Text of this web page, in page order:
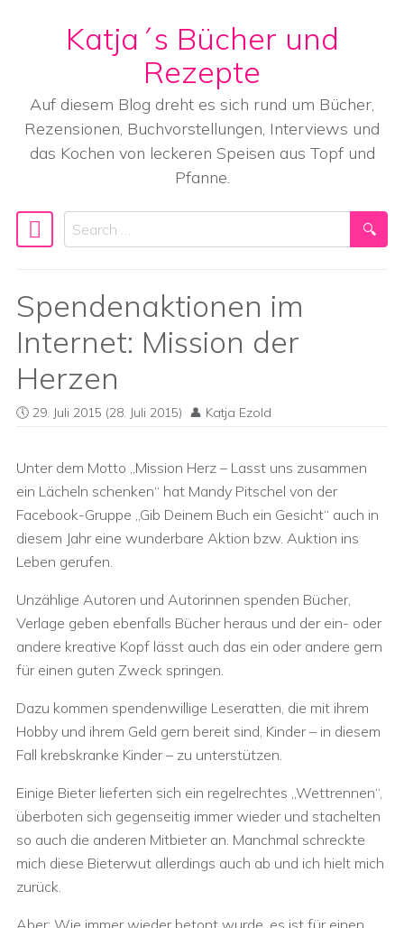
Skip to content
Katja´s Bücher und
Rezepte
Auf diesem Blog dreht es sich rund um Bücher,
Rezensionen, Buchvorstellungen, Interviews und
das Kochen von leckeren Speisen aus Topf und
Pfanne.
Main Navigation
Search
Spendenaktionen im
Internet: Mission der
Herzen
29. Juli 2015 (28. Juli 2015) Katja Ezold
Unter dem Motto „Mission Herz – Lasst uns zusammen
ein Lächeln schenken“ hat Mandy Pitschel von der
Facebook-Gruppe „Gib Deinem Buch ein Gesicht“ auch in
diesem Jahr eine wunderbare Aktion bzw. Auktion ins
Leben gerufen.
Unzählige Autoren und Autorinnen spenden Bücher,
Verlage geben ebenfalls Bücher heraus und der ein- oder
andere kreative Kopf lässt auch das ein oder andere gern
für einen guten Zweck springen.
Dazu kommen spendenwillige Leseratten, die mit ihrem
Hobby und ihrem Geld gern bereit sind, Kinder – in diesem
Fall krebskranke Kinder – zu unterstützen.
Einige Bieter lieferten sich ein regelrechtes „Wettrennen“,
überboten sich gegenseitig immer wieder und stachelten
so auch die anderen Mitbieter an. Manchmal schreckte
mich diese Bieterwut allerdings auch ab und ich hielt mich
zurück.
Aber: Wie immer wieder betont wurde, es ist für einen